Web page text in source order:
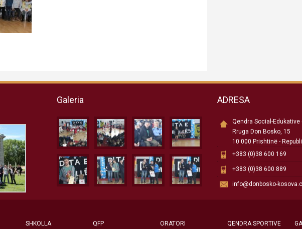
Galeria ADRESA
Qendra Social-Edukative
Rruga Don Bosko, 15
10 000 Prishtinë -
+383 (0)38 600 169
+383 (0)38 600 889
info@donbosko-
SHKOLLA QFP ORATORI QENDRA SPORTIVE